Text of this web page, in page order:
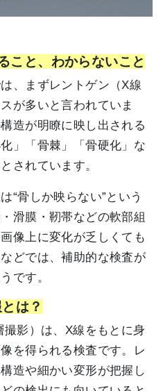
こと、わからないこと
、まずレントゲン（X線
が多いと言われていま
造が明瞭に映し出される
」「骨棘」「骨硬化」な
されています。
“骨しか映らない”という
滑膜・靭帯などの軟部組
像上に変化が乏しくても
どでは、補助的な検査が
です。
は？
影）は、X線をもとに身
を得られる検査です。レ
造や細かい変形が把握し